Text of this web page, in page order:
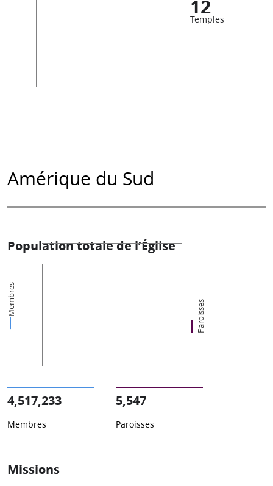
12
Temples
Amérique du Sud
Population totale de l’Église
Membres Paroisses
4,517,233
Membres
5,547
Paroisses
Missions